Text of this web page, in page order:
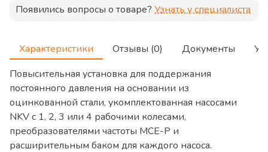
Появились вопросы о товаре? Узнать у специалиста
Характеристики Отзывы (0) Документы
Повысительная установка для поддержания
постоянного давления на основании из
оцинкованной стали, укомплектованная насосами
NKV с 1, 2, 3 или 4 рабочими колесами,
преобразователями частоты MCE-P и
расширительным баком для каждого насоса.